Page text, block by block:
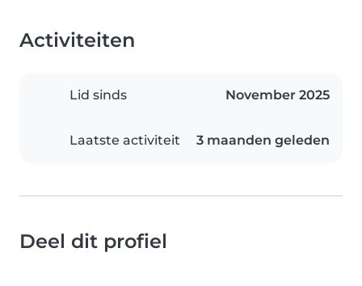
Activiteiten
Lid sinds November 2025
Laatste activiteit 3 maanden geleden
Deel dit profiel